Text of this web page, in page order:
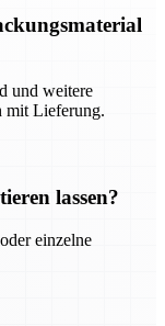
und weitere
mit Lieferung.
lassen?
einzelne